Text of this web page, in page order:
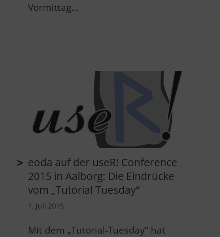
Vormittag…
eoda auf der useR! Conference
2015 in Aalborg: Die Eindrücke
vom „Tutorial Tuesday“
1. Juli 2015
Mit dem „Tutorial-Tuesday“ hat